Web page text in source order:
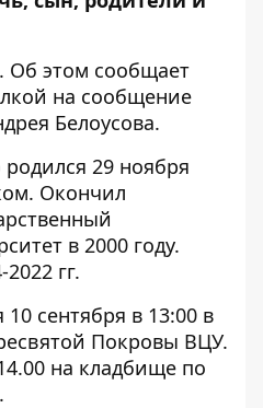
Об этом сообщает
на сообщение
Белоусова.
29 ноября
Окончил
в 2000 году.
гг.
сентября в 13:00 в
Покровы ВЦУ.
на кладбище по